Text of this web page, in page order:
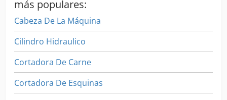
más populares:
Cabeza De La Máquina
Cilindro Hidraulico
Cortadora De Carne
Cortadora De Esquinas